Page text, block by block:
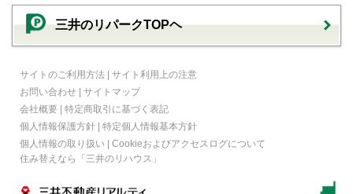
三井のリパークTOPヘ
サイトのご利用方法 | サイト利用上の注意
お問い合わせ | サイトマップ
会社概要 | 特定商取引に基づく表記
個人情報保護方針 | 特定個人情報基本方針
個人情報の取り扱い | Cookieおよびアクセスログについて
住み替えなら
「三井のリハウス」